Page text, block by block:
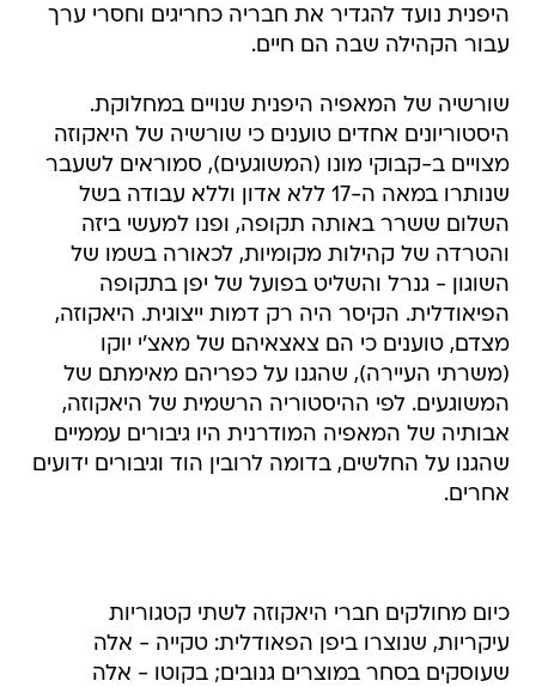
היפנית נועד להגדיר את חבריה כחריגים וחסרי ערך
עבור הקהילה שבה הם חיים.
שורשיה של המאפיה היפנית שנויים במחלוקת.
היסטוריונים אחדים טוענים כי שורשיה של היאקוזה
מצויים ב-קבוקי מונו (המשוגעים), סמוראים לשעבר
שנותרו במאה ה-17 ללא אדון וללא עבודה בשל
השלום ששרר באותה תקופה, ופנו למעשי ביזה
והטרדה של קהילות מקומיות, לכאורה בשמו של
השוגון - גנרל והשליט בפועל של יפן בתקופה
הפיאודלית. הקיסר היה רק דמות ייצוגית. היאקוזה,
מצדם, טוענים כי הם צאצאיהם של מאצ'י יוקו
(משרתי העיירה), שהגנו על כפריהם מאימתם של
המשוגעים. לפי ההיסטוריה הרשמית של היאקוזה,
אבותיה של המאפיה המודרנית היו גיבורים עממיים
שהגנו על החלשים, בדומה לרובין הוד וגיבורים ידועים
אחרים.
כיום מחולקים חברי היאקוזה לשתי קטגוריות
עיקריות, שנוצרו ביפן הפאודלית: טקייה - אלה
שעוסקים בסחר במוצרים גנובים; בקוטו - אלה